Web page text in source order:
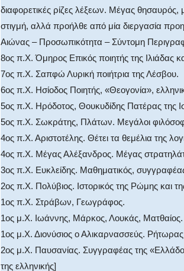
διαφορετικές ρίζες λέξεων. Μέγας
στιγμή, αλλά προήλθε από μία διεργασία
Αιώνας – Προσωπικότητα – Σύντομη
8ος π.Χ. Όμηρος Επικός ποιητής της Ιλιάδας
7ος π.Χ. Σαπφώ Λυρική ποιήτρια της Λέσβου.
6ος π.Χ. Ησίοδος Ποιητής, «Θεογονία»,
5ος π.Χ. Ηρόδοτος, Θουκυδίδης Πατέρας της
5ος π.Χ. Σωκράτης, Πλάτων. Μεγάλοι
4ος π.Χ. Αριστοτέλης. Θέτει τα θεμέλια της
4ος π.Χ. Μέγας Αλέξανδρος. Μέγας
3ος π.Χ. Ευκλείδης. Μαθηματικός,
2ος π.Χ. Πολύβιος. Ιστορικός της Ρώμης και
1ος π.Χ. Στράβων, Γεωγράφος.
1ος μ.Χ. Ιωάννης, Μάρκος, Λουκάς, Ματθαίος.
1ος μ.Χ. Διονύσιος ο Αλικαρνασσεύς. Ρήτωρας
2ος μ.Χ. Παυσανίας. Συγγραφέας της
της ελληνικής]